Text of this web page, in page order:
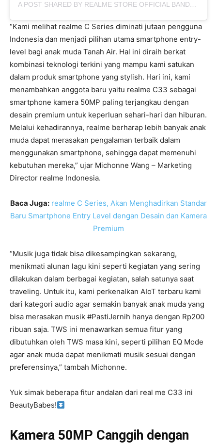
A POST SHARED BY REALME STORE OFFICIAL BANDUNG (@REALMESTORE.BDG)
“Kami melihat realme C Series diminati jutaan pengguna
Indonesia dan menjadi pilihan utama smartphone entry-
level bagi anak muda Tanah Air. Hal ini diraih berkat
kombinasi teknologi terkini yang mampu kami satukan
dalam produk smartphone yang stylish. Hari ini, kami
menambahkan anggota baru yaitu realme C33 sebagai
smartphone kamera 50MP paling terjangkau dengan
desain premium untuk keperluan sehari-hari dan hiburan.
Melalui kehadirannya, realme berharap lebih banyak anak
muda dapat merasakan pengalaman terbaik dalam
menggunakan smartphone, sehingga dapat memenuhi
kebutuhan mereka,” ujar Michonne Wang – Marketing
Director realme Indonesia.
Baca Juga: realme C Series, Akan Menghadirkan Standar
Baru Smartphone Entry Level dengan Desain dan Kamera
Premium
“Musik juga tidak bisa dikesampingkan sekarang,
menikmati alunan lagu kini seperti kegiatan yang sering
dilakukan dalam berbagai kegiatan, salah satunya saat
traveling. Untuk itu, kami perkenalkan AIoT terbaru kami
dari kategori audio agar semakin banyak anak muda yang
bisa merasakan musik #PastiJernih hanya dengan Rp200
ribuan saja. TWS ini menawarkan semua fitur yang
dibutuhkan oleh TWS masa kini, seperti pilihan EQ Mode
agar anak muda dapat menikmati musik sesuai dengan
preferensinya,” tambah Michonne.
Yuk simak beberapa fitur andalan dari real me C33 ini
BeautyBabes!
Kamera 50MP Canggih dengan